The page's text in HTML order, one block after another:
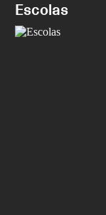
Escolas